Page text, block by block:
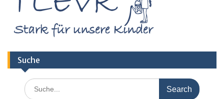
Suche
Search
for: